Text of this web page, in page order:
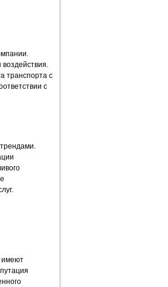
транспорта с
с
имеют